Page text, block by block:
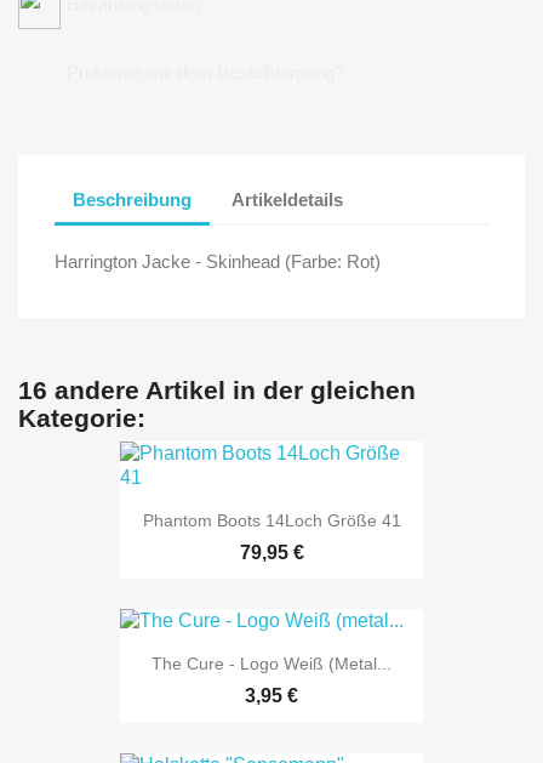
Beschreibung Artikeldetails
Harrington Jacke - Skinhead (Farbe: Rot)
16 andere Artikel in der gleichen
Kategorie:
Phantom Boots 14Loch Größe 41
79,95 €
The Cure - Logo Weiß (metal...
3,95 €